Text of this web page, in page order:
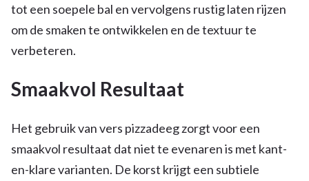
tot een soepele bal en vervolgens rustig laten rijzen
om de smaken te ontwikkelen en de textuur te
verbeteren.
Smaakvol Resultaat
Het gebruik van vers pizzadeeg zorgt voor een
smaakvol resultaat dat niet te evenaren is met kant-
en-klare varianten. De korst krijgt een subtiele